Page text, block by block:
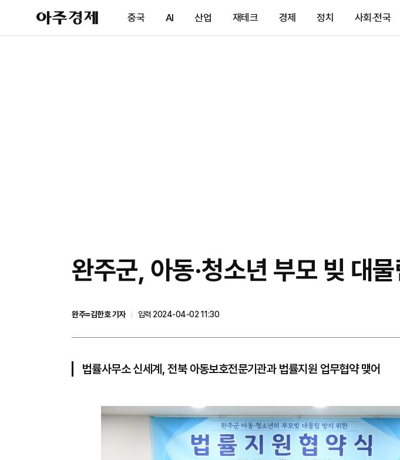
아
주
제
중국 AI 산업 재테크 경제 정치 사회·전국
완주군, 아동·청소년 부모 빚 대
완주=김한호 기자
입력 2024-04-02 11:30
법률사무소 신세계, 전북 아동보호전문기관과 법률지원 업무협약 맺어